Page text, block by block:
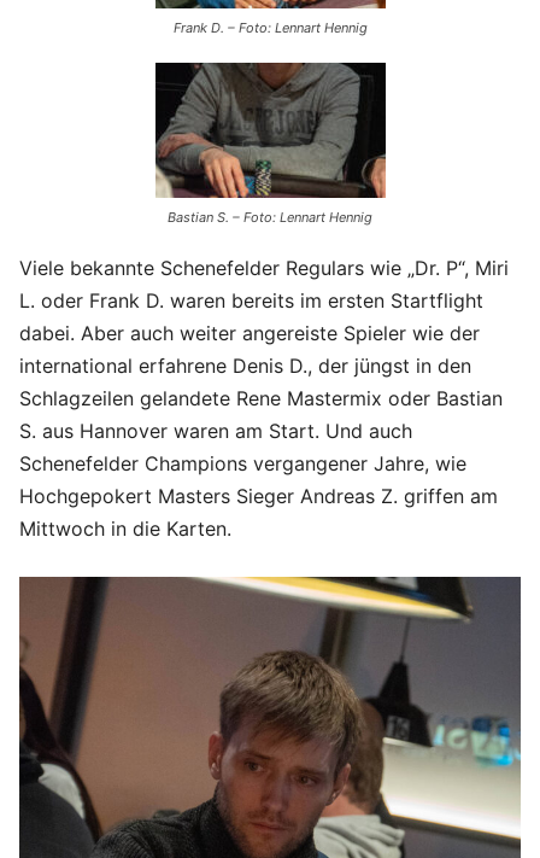
Frank D. – Foto: Lennart Hennig
Bastian S. – Foto: Lennart Hennig
Viele bekannte Schenefelder Regulars wie „Dr. P“, Miri
L. oder Frank D. waren bereits im ersten Startflight
dabei. Aber auch weiter angereiste Spieler wie der
international erfahrene Denis D., der jüngst in den
Schlagzeilen gelandete Rene Mastermix oder Bastian
S. aus Hannover waren am Start. Und auch
Schenefelder Champions vergangener Jahre, wie
Hochgepokert Masters Sieger Andreas Z. griffen am
Mittwoch in die Karten.